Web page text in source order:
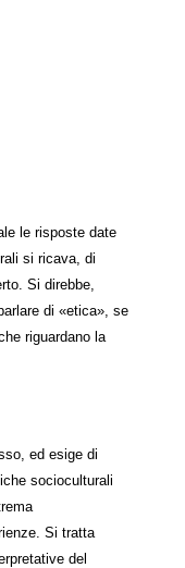
le risposte date
si ricava, di
Si direbbe,
di «etica», se
riguardano la
ed esige di
socioculturali
Si tratta
del